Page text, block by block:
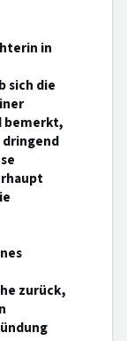
in
sich die
bemerkt,
zurück,